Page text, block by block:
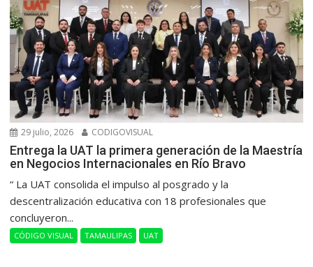
29 julio, 2026 CODIGOVISUAL
Entrega la UAT la primera generación de la Maestría
en Negocios Internacionales en Río Bravo
“ La UAT consolida el impulso al posgrado y la
descentralización educativa con 18 profesionales que
concluyeron...
CÓDIGO VISUAL TAMAULIPAS UAT